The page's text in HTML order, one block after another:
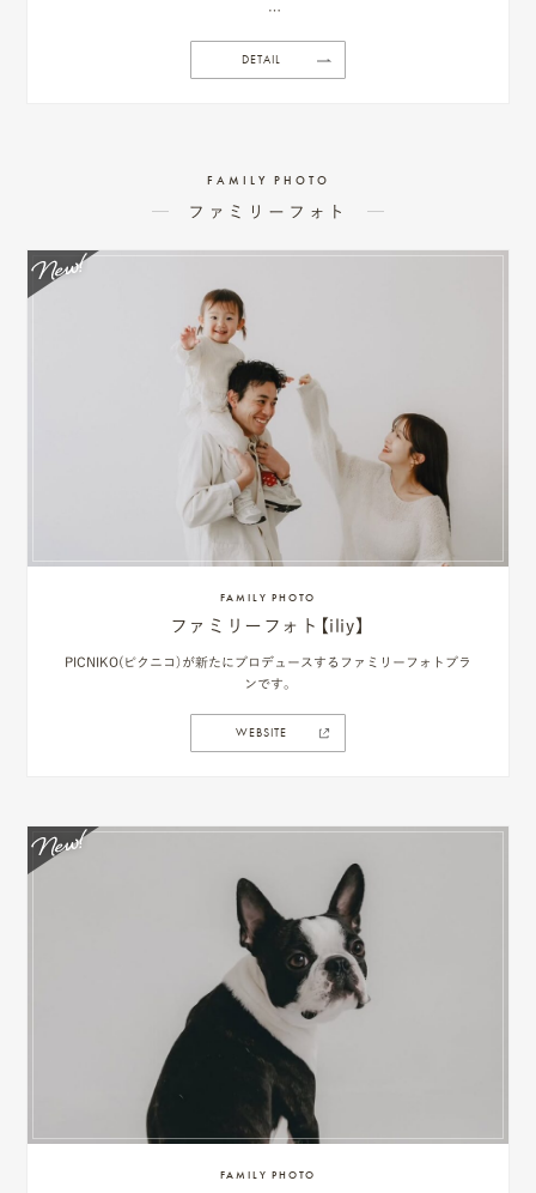
ここには無い。
DETAIL
FAMILY PHOTO
ファミリーフォト
FAMILY PHOTO
ファミリーフォト【iliy】
PICNIKO(ピクニコ）が新たにプロデュースするファミリーフォトプラ
ンです。
WEBSITE
FAMILY PHOTO